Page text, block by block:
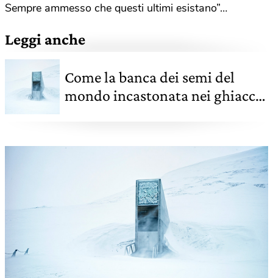
Sempre ammesso che questi ultimi esistano”…
Leggi anche
Come la banca dei semi del
mondo incastonata nei ghiacci